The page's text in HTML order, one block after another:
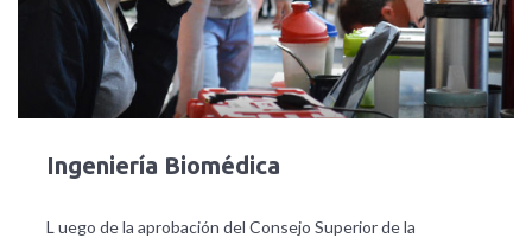
Ingeniería Biomédica
L uego de la aprobación del Consejo Superior de la